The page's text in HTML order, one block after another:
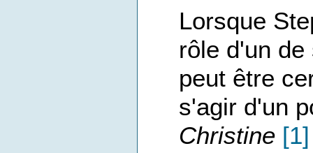
Lorsque
rôle d'un
peut être
s'agir d'un
Christine [1]